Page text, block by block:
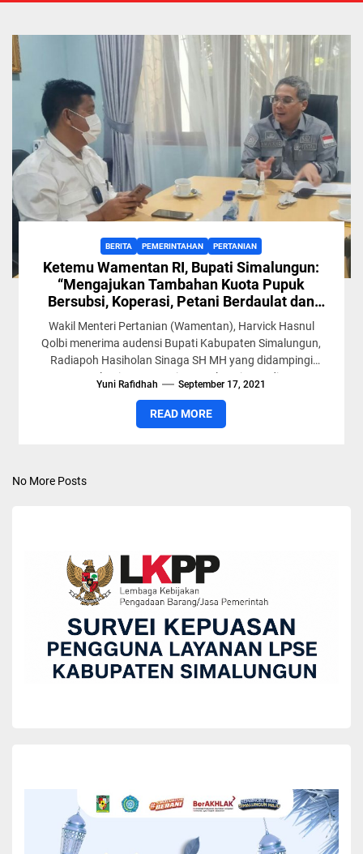
BERITA PEMERINTAHAN PERTANIAN
Ketemu Wamentan RI, Bupati Simalungun:
“Mengajukan Tambahan Kuota Pupuk
Bersubsi, Koperasi, Petani Berdaulat dan
Sejahtera”
Wakil Menteri Pertanian (Wamentan), Harvick Hasnul
Qolbi menerima audensi Bupati Kabupaten Simalungun,
Radiapoh Hasiholan Sinaga SH MH yang didampingi
Kepala Dinas Pertanian, Ruslan Sitepu, di...
Yuni Rafidhah September 17, 2021
READ MORE
No More Posts